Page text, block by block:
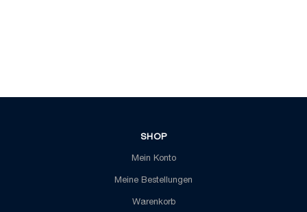
SHOP
Mein Konto
Meine Bestellungen
Warenkorb